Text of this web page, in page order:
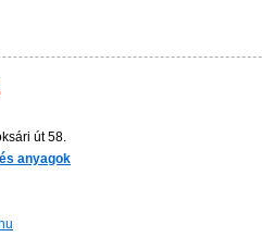
út 58.
és anyagok